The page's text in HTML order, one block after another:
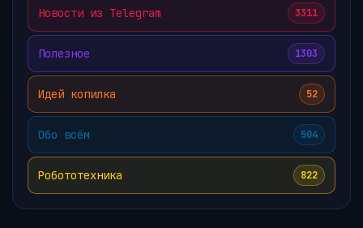
Новости из Telegram 3311
Полезное 1303
Идей копилка 52
Обо всём 504
Робототехника 822